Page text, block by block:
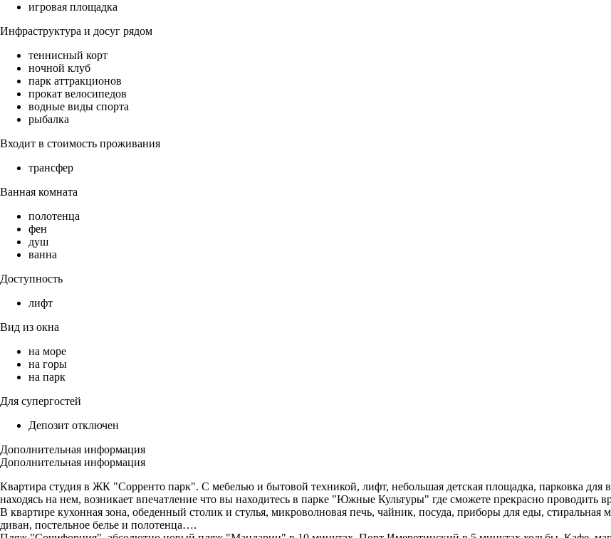
игровая площадка
Инфраструктура и досуг рядом
теннисный корт
ночной клуб
парк аттракционов
прокат велосипедов
водные виды спорта
рыбалка
Входит в стоимость проживания
трансфер
Ванная комната
полотенца
фен
душ
ванна
Доступность
лифт
Вид из окна
на море
на горы
на парк
Для супергостей
Депозит отключен
Дополнительная информация
Дополнительная информация
Квартира студия в ЖК "Сорренто парк". С мебелью и бытовой техникой, лифт, небольшая детская площадка, парковка для
находясь на нем, возникает впечатление что вы находитесь в парке "Южные Культуры" где сможете прекрасно проводить
В квартире кухонная зона, обеденный столик и стулья, микроволновая печь, чайник, посуда, приборы для еды,
диван, постельное белье и полотенца….